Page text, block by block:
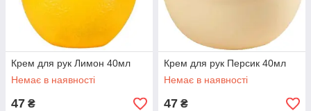
Крем для рук Лимон 40мл
Немає в наявності
47 ₴
Крем для рук Персик 40мл
Немає в наявності
47 ₴